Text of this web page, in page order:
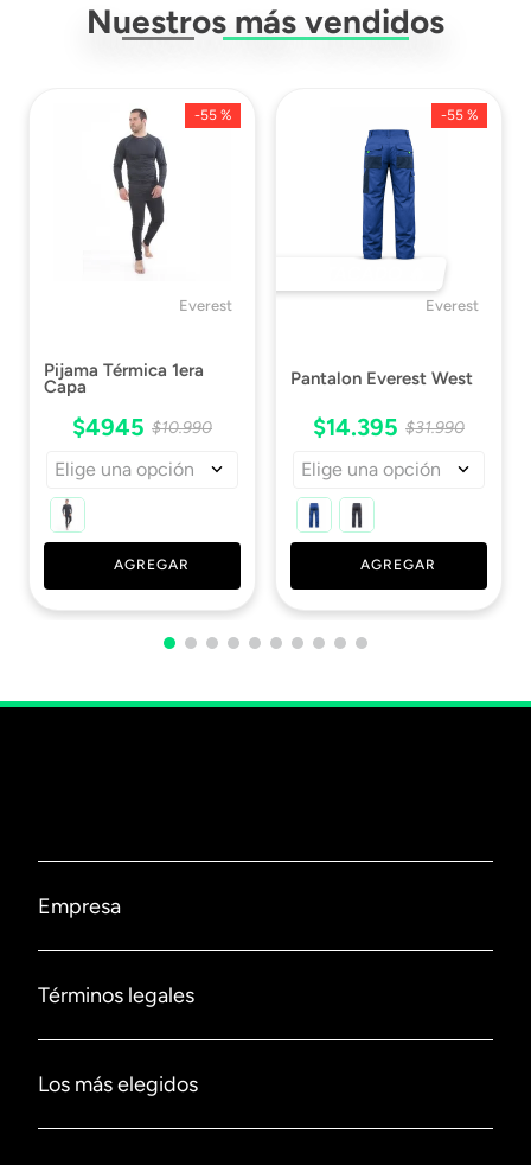
Tipo Cabo De Vida
Resistencia
Ficha Técnica
Descargar Ficha
Descargar Resolución
Nuestros más vendidos
-55 %
Everest
Pijama Térmica 1era
Capa
$4945 $10.990
Elige una opción
AGREGAR
-55 %
Everest
Pantalon Everest West
$14.395 $31.990
Elige una opción
AGREGAR
Empresa
Nosotros
Contáctanos
Términos legales
Políticas de privacidad
Políticas de despacho
Los más elegidos